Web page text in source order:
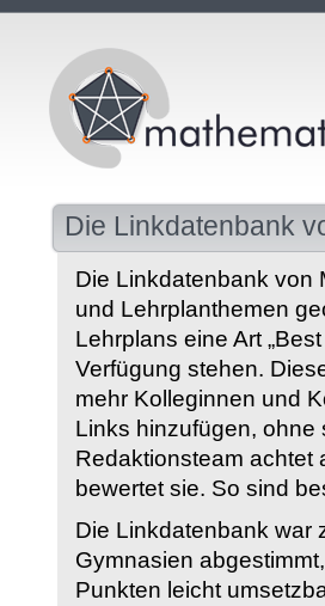
Die Linkdatenbank
Die Linkdatenbank von
und Lehrplanthemen
Lehrplans eine Art
Verfügung stehen.
mehr Kolleginnen und
Links hinzufügen, ohne
Redaktionsteam achtet
bewertet sie. So sind
Die Linkdatenbank war
Gymnasien
Punkten leicht